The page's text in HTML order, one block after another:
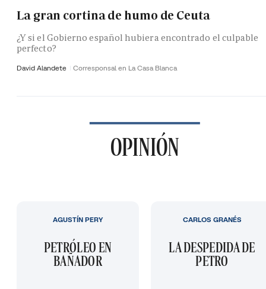
La gran cortina de humo de Ceuta
¿Y si el Gobierno español hubiera encontrado el culpable
perfecto?
David Alandete Corresponsal en La Casa Blanca
OPINIÓN
PETRÓLEO EN
BAÑADOR
AGUSTÍN PERY
LA DESPEDIDA DE
PETRO
CARLOS GRANÉS